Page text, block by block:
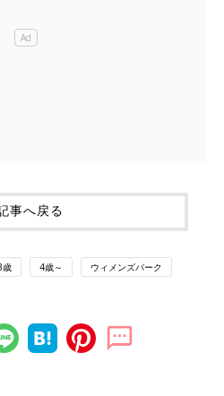
事へ戻る
歳 4歳～ ウィメンズパーク